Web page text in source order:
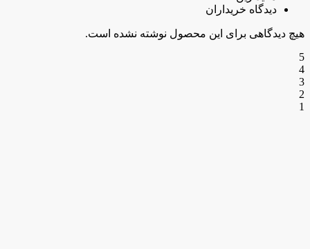
دیدگاه خریداران
هیچ دیدگاهی برای این محصول نوشته نشده است.
5
4
3
2
1